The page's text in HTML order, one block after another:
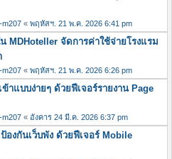
m207 « พฤหัสฯ. 21 พ.ค. 2026 6:41 pm
MDHoteller จัดการค่าใช้จ่ายโรงแรม
m207 « พฤหัสฯ. 21 พ.ค. 2026 6:26 pm
าแบบง่ายๆ ด้วยฟีเจอร์รายงาน Page
m207 « อังคาร 24 มี.ค. 2026 6:37 pm
องกันเว็บพัง ด้วยฟีเจอร์ Mobile